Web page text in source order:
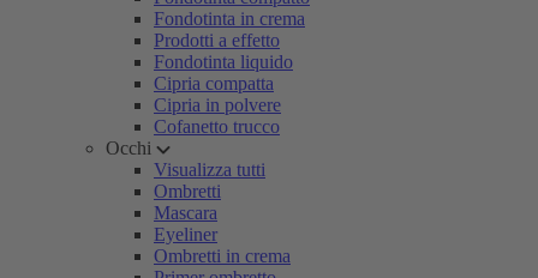
Fondotinta in crema
Prodotti a effetto
Fondotinta liquido
Cipria compatta
Cipria in polvere
Cofanetto trucco
Occhi
Visualizza tutti
Ombretti
Mascara
Eyeliner
Ombretti in crema